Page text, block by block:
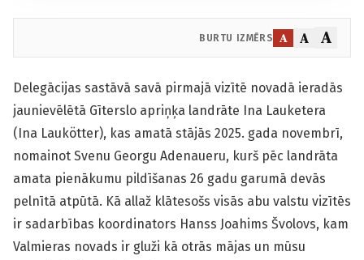
BURTU IZMĒRS A A A
Delegācijas sastāvā savā pirmajā vizītē novadā ieradās
jaun­ievēlētā Gīterslo apriņķa landrāte Ina Lauketera
(Ina Laukötter), kas amatā stājās 2025. gada novembrī,
nomainot Svenu Georgu Adenaueru, kurš pēc landrāta
amata pienākumu pildīšanas 26 gadu garumā devās
pelnītā atpūtā. Kā allaž klātesošs visās abu valstu vizītēs
ir sadarbības koordinators Hanss Joahims Švolovs, kam
Valmieras novads ir gluži kā otrās mājas un mūsu